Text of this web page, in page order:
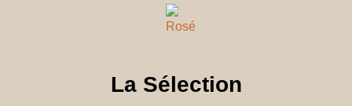
La Sélection